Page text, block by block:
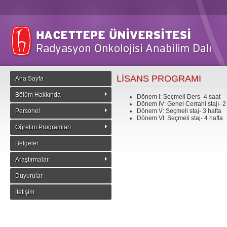
Ana Sayfa
Bölüm Hakkında
Personel
Öğretim Programları
Belgeler
Araştırmalar
Duyurular
İletişim
LİSANS PROGRAMI
Dönem I: Seçmeli Ders- 4 saat
Dönem IV: Genel Cerrahi stajı-
Dönem V: Seçmeli staj- 3 hafta
Dönem VI: Seçmeli staj- 4 hafta